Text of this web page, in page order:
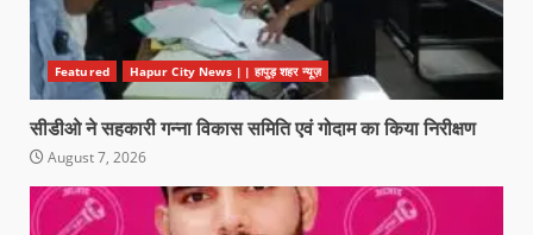
Featured Hapur City News || हापुड़ शहर न्यूज़
सीडीओ ने सहकारी गन्ना विकास समिति एवं गोदाम का किया निरीक्षण
August 7, 2026